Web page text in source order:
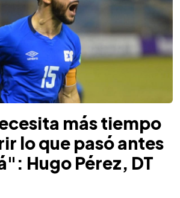
más tiempo
lo que pasó antes
Hugo Pérez, DT